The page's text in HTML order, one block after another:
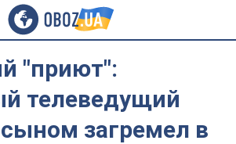
"приют":
телеведущий
загремел в